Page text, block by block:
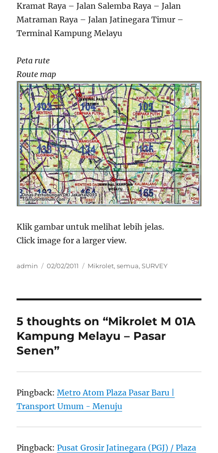
Kramat Raya – Jalan Salemba Raya – Jalan
Matraman Raya – Jalan Jatinegara Timur –
Terminal Kampung Melayu
Peta rute
Route map
Klik gambar untuk melihat lebih jelas.
Click image for a larger view.
Author
admin
Posted
02/02/2011 Categories
Mikrolet,semua,SURVEY
5 thoughts on “Mikrolet M 01A
Kampung Melayu – Pasar
Senen”
Pingback:Metro Atom Plaza Pasar Baru |
Transport Umum - Menuju
Pingback:Pusat Grosir Jatinegara (PGJ) / Plaza